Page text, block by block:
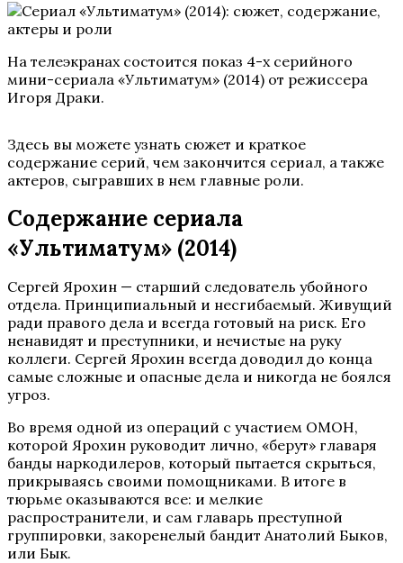
На телеэкранах состоится показ 4-х серийного
мини-сериала «Ультиматум» (2014) от режиссера
Игоря Драки.
Здесь вы можете узнать сюжет и краткое
содержание серий, чем закончится сериал, а также
актеров, сыгравших в нем главные роли.
Содержание сериала
«Ультиматум» (2014)
Сергей Ярохин — старший следователь убойного
отдела. Принципиальный и несгибаемый. Живущий
ради правого дела и всегда готовый на риск. Его
ненавидят и преступники, и нечистые на руку
коллеги. Сергей Ярохин всегда доводил до конца
самые сложные и опасные дела и никогда не боялся
угроз.
Во время одной из операций с участием ОМОН,
которой Ярохин руководит лично, «берут» главаря
банды наркодилеров, который пытается скрыться,
прикрываясь своими помощниками. В итоге в
тюрьме оказываются все: и мелкие
распространители, и сам главарь преступной
группировки, закоренелый бандит Анатолий Быков,
или Бык.